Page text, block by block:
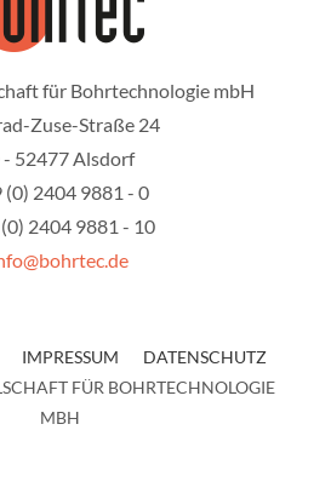
für Bohrtechnologie mbH
Zuse-Straße 24
- 52477 Alsdorf
(0) 2404 9881 - 0
2404 9881 - 10
IMPRESSUM
DATENSCHUTZ
FÜR BOHRTECHNOLOGIE
MBH